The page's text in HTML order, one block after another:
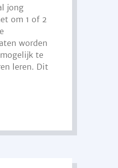
jong
om 1 of 2
worden
te
leren. Dit